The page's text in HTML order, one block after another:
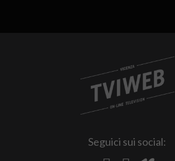
Seguici sui social: